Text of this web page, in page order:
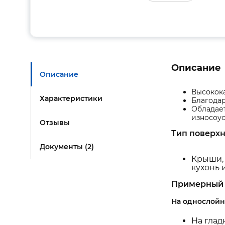
Описание
Характеристики
Отзывы
Документы (2)
Описание
Тип
Крыши,
кухонь
Примерный
На
На